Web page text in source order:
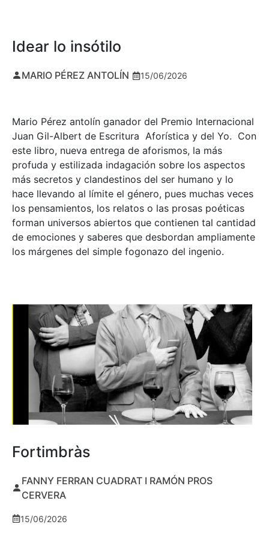
Idear lo insótilo
MARIO PÉREZ ANTOLÍN 15/06/2026
Mario Pérez antolín ganador del Premio Internacional
Juan Gil-Albert de Escritura Aforística y del Yo. Con
este libro, nueva entrega de aforismos, la más
profuda y estilizada indagación sobre los aspectos
más secretos y clandestinos del ser humano y lo
hace llevando al límite el género, pues muchas veces
los pensamientos, los relatos o las prosas poéticas
forman universos abiertos que contienen tal cantidad
de emociones y saberes que desbordan ampliamente
los márgenes del simple fogonazo del ingenio.
Fortimbràs
FANNY FERRAN CUADRAT I RAMÓN PROS
CERVERA
15/06/2026